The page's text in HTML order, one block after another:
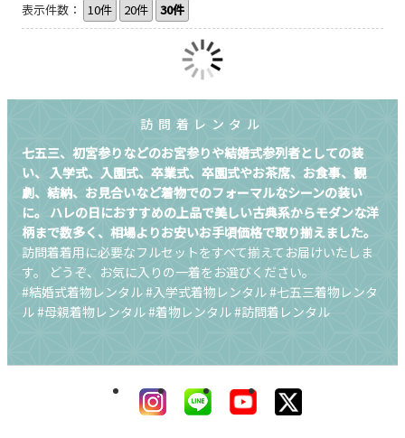
表示件数：
10件 20件 30件
訪問着レンタル
七五三、初宮参りなどのお宮参りや結婚式参列者としての装
い、 入学式、入園式、卒業式、卒園式やお茶席、お食事、観
劇、結納、お見合いなど着物でのフォーマルなシーンの装い
に。 ハレの日におすすめの上品で美しい古典系からモダンな洋
柄まで数多く、相場よりお安いお手頃価格で取り揃えました。
訪問着着用に必要なフルセットをすべて揃えてお届けいたしま
す。
どうぞ、お気に入りの一着をお選びください。
#結婚式着物レンタル #入学式着物レンタル #七五三着物レンタ
ル #母親着物レンタル #着物レンタル #訪問着レンタル